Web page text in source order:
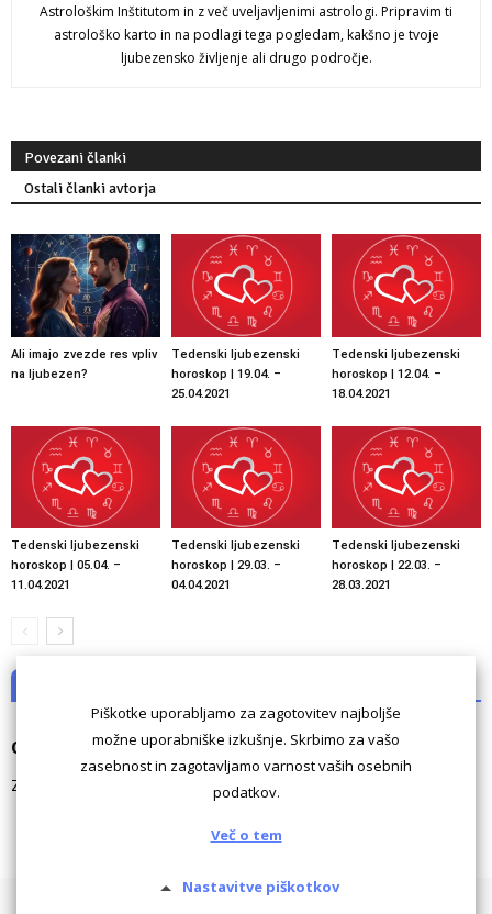
Astrološkim Inštitutom in z več uveljavljenimi astrologi. Pripravim ti
astrološko karto in na podlagi tega pogledam, kakšno je tvoje
ljubezensko življenje ali drugo področje.
Povezani članki
Ostali članki avtorja
Ali imajo zvezde res vpliv
na ljubezen?
Tedenski ljubezenski
horoskop | 19.04. –
25.04.2021
Tedenski ljubezenski
horoskop | 12.04. –
18.04.2021
Tedenski ljubezenski
horoskop | 05.04. –
11.04.2021
Tedenski ljubezenski
horoskop | 29.03. –
04.04.2021
Tedenski ljubezenski
horoskop | 22.03. –
28.03.2021
Odgovori
Za komentiranje morate bitiprijavljeni
Piškotke uporabljamo za zagotovitev najboljše
možne uporabniške izkušnje. Skrbimo za vašo
zasebnost in zagotavljamo varnost vaših osebnih
podatkov.
Več o tem
Nastavitve piškotkov